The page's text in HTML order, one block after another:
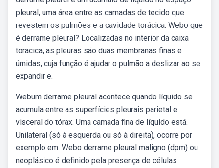
pleural, uma área entre as camadas de tecido que
revestem os pulmões e a cavidade torácica. Webo que
é derrame pleural? Localizadas no interior da caixa
torácica, as pleuras são duas membranas finas e
úmidas, cuja função é ajudar o pulmão a deslizar ao se
expandir e.
Webum derrame pleural acontece quando líquido se
acumula entre as superfícies pleurais parietal e
visceral do tórax. Uma camada fina de líquido está.
Unilateral (só à esquerda ou só à direita), ocorre por
exemplo em. Webo derrame pleural maligno (dpm) ou
neoplásico é definido pela presença de células